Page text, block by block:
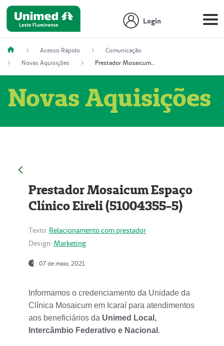
Login
Acesso Rápido
Comunicação
Novas Aquisições
Prestador Mosaicum Espaço Clínico Eireli (51004355-5)
Novas Aquisições
Prestador Mosaicum Espaço
Clínico Eireli (51004355-5)
Texto: Relacionamento com prestador
Design: Marketing
07 de maio, 2021
Informamos o credenciamento da Unidade da
Clínica Mosaicum em Icaraí para atendimentos
aos beneficiários da Unimed Local,
Intercâmbio Federativo e Nacional .